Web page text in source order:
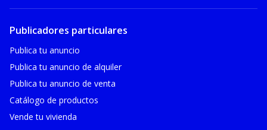
Publicadores particulares
Publica tu anuncio
Publica tu anuncio de alquiler
Publica tu anuncio de venta
Catálogo de productos
Vende tu vivienda